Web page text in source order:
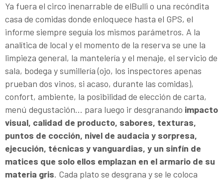
Ya fuera el circo inenarrable de elBulli o una recóndita
casa de comidas donde enloquece hasta el GPS, el
informe sie­mpre seguía los mismos parámetros. A la
analítica de local y el momento de la reserva se une la
limpieza general, la mantelería y el menaje, el servicio de
sala, bodega y sumillería (ojo, los inspectores apenas
prueban dos vinos, si acaso, durante las comidas),
confort, ambiente, la posibilidad de elección de carta,
menú degustación... para luego ir desgranando impacto
visual, calidad de producto, sabores, texturas,
puntos de cocción, nivel de audacia y sorpresa,
ejecución, técnicas y vanguardias, y un sinfín de
matices que solo ellos emplazan en el armario de su
materia gris. Cada plato se desgrana y se le coloca